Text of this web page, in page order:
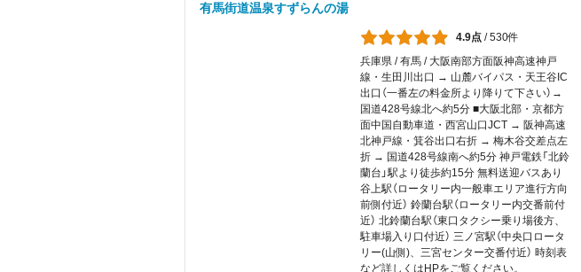
有馬街道温泉すずらんの湯
4.9点 /530件
兵庫県 / 有馬 / 大阪南部方面阪神高速神戸
線・生田川出口 → 山麓バイパス・天王谷IC
出口（一番左の料金所より降りて下さい）→
国道428号線北へ約5分 ■大阪北部・京都方
面中国自動車道・西宮山口JCT → 阪神高速
北神戸線・箕谷出口右折 → 梅木谷交差点左
折 → 国道428号線南へ約5分 神戸電鉄「北鈴
蘭台」駅より徒歩約15分 無料送迎バスあり
谷上駅（ロータリー内一般車エリア進行方向
前側付近） 鈴蘭台駅（ロータリー内交番前付
近） 北鈴蘭台駅（東口タクシー乗り場後方、
駐車場入り口付近） 三ノ宮駅（中央口ロータ
リー(山側)、三宮センター交番付近） 時刻表
など詳しくはHPをご覧ください。